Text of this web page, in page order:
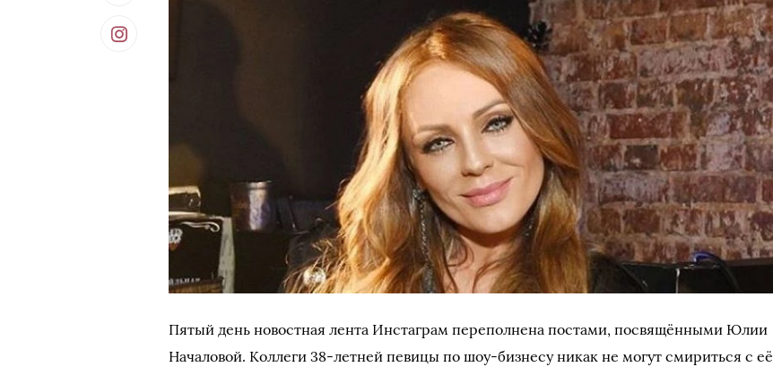
Пятый день новостная лента Инстаграм переполнена постами, посвящёнными Юлии
Началовой. Коллеги 38-летней певицы по шоу-бизнесу никак не могут смириться с её